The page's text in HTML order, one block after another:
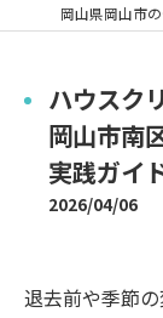
ハウスク
岡山市南
実践ガイ
2026/04/06
退去前や季節